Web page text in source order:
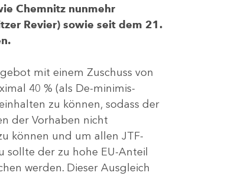
Chemnitz nunmehr
Revier) sowie seit dem 21.
mit einem Zuschuss von
40 % (als De-minimis-
zu können, sodass der
der Vorhaben nicht
können und um allen JTF-
sollte der zu hohe EU-Anteil
werden. Dieser Ausgleich